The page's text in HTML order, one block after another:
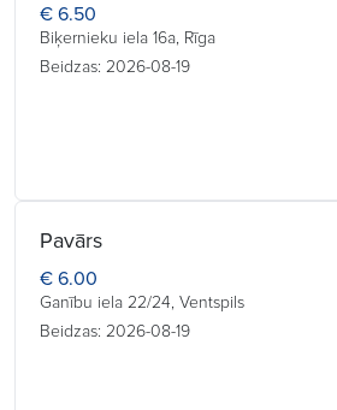
€ 6.50
Biķernieku iela 16a, Rīga
Beidzas: 2026-08-19
Pavārs
€ 6.00
Ganību iela 22/24, Ventspils
Beidzas: 2026-08-19